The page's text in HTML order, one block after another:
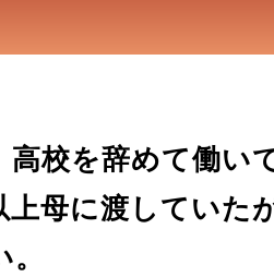
高校を辞めて働
上母に渡していた